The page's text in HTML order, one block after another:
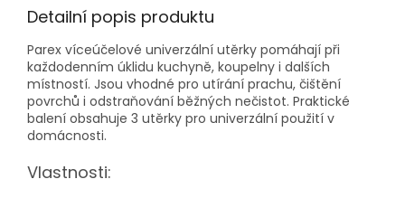
Detailní popis produktu
Parex víceúčelové univerzální utěrky pomáhají při
každodenním úklidu kuchyně, koupelny i dalších
místností. Jsou vhodné pro utírání prachu, čištění
povrchů i odstraňování běžných nečistot. Praktické
balení obsahuje 3 utěrky pro univerzální použití v
domácnosti.
Vlastnosti: